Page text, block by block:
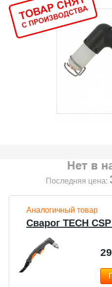
Последняя цена:
Аналогичный товар
Сварог TECH